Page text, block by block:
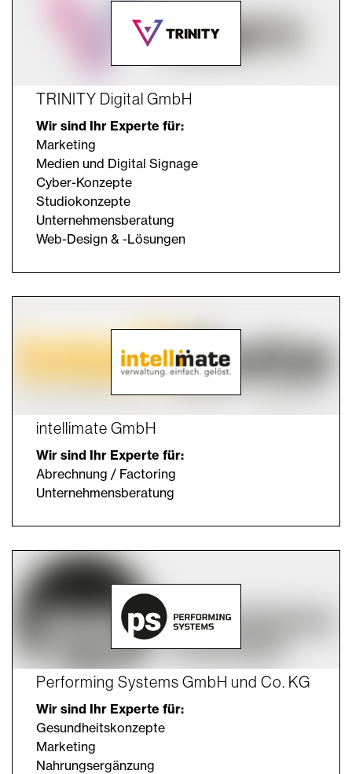
TRINITY Digital GmbH
Wir sind Ihr Experte für:
Marketing
Medien und Digital Signage
Cyber-Konzepte
Studiokonzepte
Unternehmensberatung
Web-Design & -Lösungen
intellimate GmbH
Wir sind Ihr Experte für:
Abrechnung / Factoring
Unternehmensberatung
Performing Systems GmbH und Co. KG
Wir sind Ihr Experte für:
Gesundheitskonzepte
Marketing
Nahrungsergänzung